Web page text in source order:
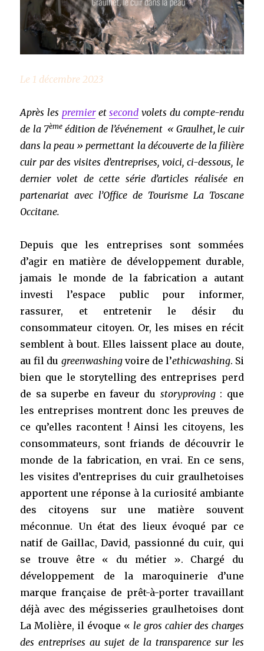
Le 1 décembre 2023
Après les premieretsecond volets du compte-rendu
de la 7èmeédition de l’événement « Graulhet, le cuir
dans la peau » permettant la découverte de la filière
cuir par des visites d’entreprises, voici, ci-dessous, le
dernier volet de cette série d’articles réalisée en
partenariat avec l’Office de Tourisme La Toscane
Occitane.
Depuis que les entreprises sont sommées
d’agir en matière de développement durable,
jamais le monde de la fabrication a autant
investi l’espace public pour informer,
rassurer, et entretenir le désir du
consommateur citoyen. Or, les mises en récit
semblent à bout. Elles laissent place au doute,
au fil du greenwashingvoire de l’ethicwashing. Si
bien que le storytelling des entreprises perd
de sa superbe en faveur du storyproving: que
les entreprises montrent donc les preuves de
ce qu’elles racontent ! Ainsi les citoyens, les
consommateurs, sont friands de découvrir le
monde de la fabrication, en vrai. En ce sens,
les visites d’entreprises du cuir graulhetoises
apportent une réponse à la curiosité ambiante
des citoyens sur une matière souvent
méconnue. Un état des lieux évoqué par ce
natif de Gaillac, David, passionné du cuir, qui
se trouve être « du métier ». Chargé du
développement de la maroquinerie d’une
marque française de prêt-à-porter travaillant
déjà avec des mégisseries graulhetoises dont
La Molière, il évoque « le gros cahier des charges
des entreprises au sujet de la transparence sur les